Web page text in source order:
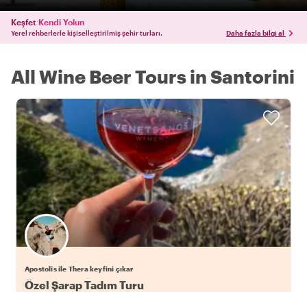
Keşfet Kendi Yolun
Yerel rehberlerle kişiselleştirilmiş şehir turları. Daha fazla bilgi al
All Wine Beer Tours in Santorini
Apostolis ile Thera keyfini çıkar
Özel Şarap Tadım Turu